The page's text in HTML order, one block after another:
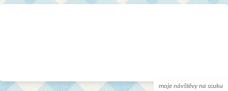
moje návštěvy na scuku